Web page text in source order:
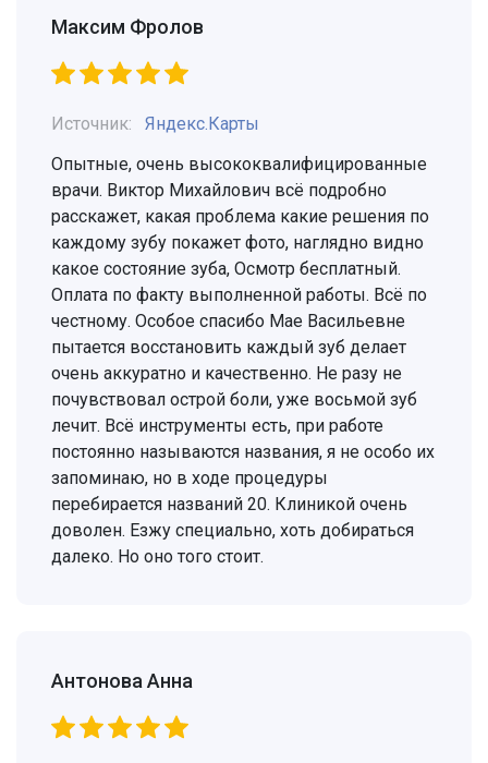
Максим Фролов
Источник:
Яндекс.Карты
Опытные, очень высококвалифицированные
врачи. Виктор Михайлович всё подробно
расскажет, какая проблема какие решения по
каждому зубу покажет фото, наглядно видно
какое состояние зуба, Осмотр бесплатный.
Оплата по факту выполненной работы. Всё по
честному. Особое спасибо Мае Васильевне
пытается восстановить каждый зуб делает
очень аккуратно и качественно. Не разу не
почувствовал острой боли, уже восьмой зуб
лечит. Всё инструменты есть, при работе
постоянно называются названия, я не особо их
запоминаю, но в ходе процедуры
перебирается названий 20. Клиникой очень
доволен. Езжу специально, хоть добираться
далеко. Но оно того стоит.
Антонова Анна